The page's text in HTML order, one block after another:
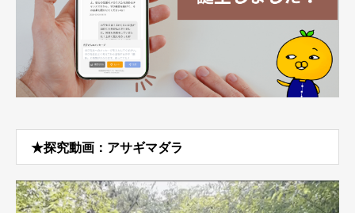
★探究動画：アサギマダラ
動
画
プ